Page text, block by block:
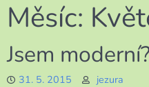
Měsíc:
Jsem
31. 5. 2015 jezura